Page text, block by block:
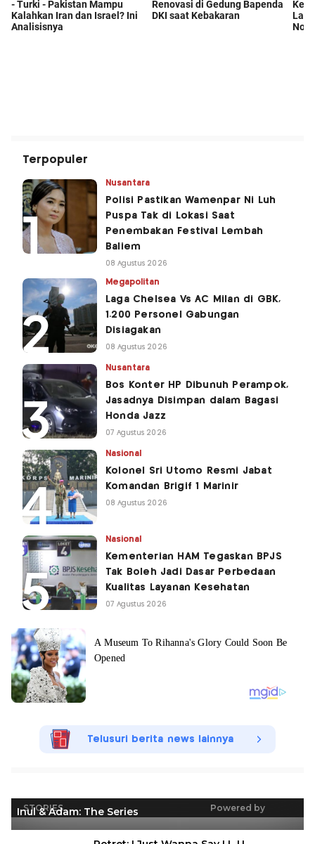
Terpopuler
Nusantara
Polisi Pastikan Wamenpar Ni Luh
Puspa Tak di Lokasi Saat
Penembakan Festival Lembah
Baliem
08 Agustus 2026
Megapolitan
Laga Chelsea Vs AC Milan di GBK,
1.200 Personel Gabungan
Disiagakan
08 Agustus 2026
Nusantara
Bos Konter HP Dibunuh Perampok,
Jasadnya Disimpan dalam Bagasi
Honda Jazz
07 Agustus 2026
Nasional
Kolonel Sri Utomo Resmi Jabat
Komandan Brigif 1 Marinir
08 Agustus 2026
Nasional
Kementerian HAM Tegaskan BPJS
Tak Boleh Jadi Dasar Perbedaan
Kualitas Layanan Kesehatan
07 Agustus 2026
Telusuri berita news lainnya